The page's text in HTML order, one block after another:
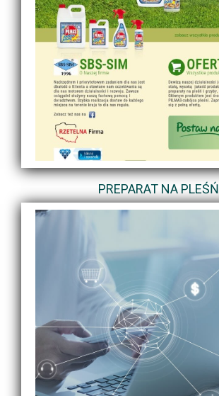
PREPARAT NA PLEŚŃ